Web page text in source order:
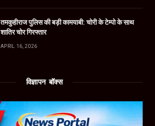
तमकुहीराज पुलिस की बड़ी कामयाबी: चोरी के टेम्पो के साथ
शातिर चोर गिरफ्तार
APRIL 16, 2026
विज्ञापन बॉक्स